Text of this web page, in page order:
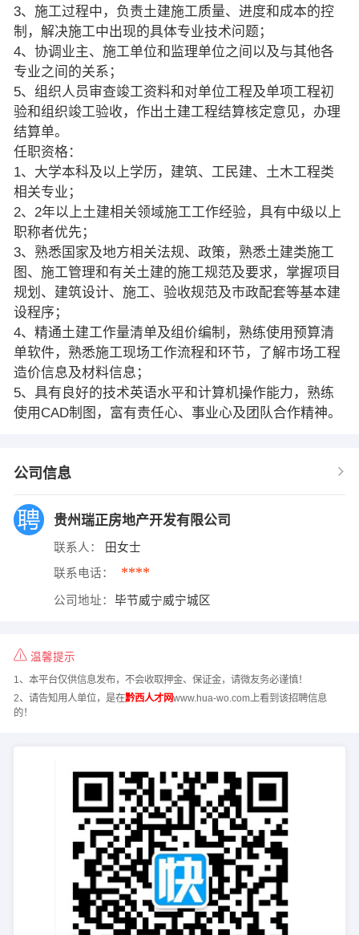
3、施工过程中，负责土建施工质量、进度和成本的控
制，解决施工中出现的具体专业技术问题；
4、协调业主、施工单位和监理单位之间以及与其他各
专业之间的关系；
5、组织人员审查竣工资料和对单位工程及单项工程初
验和组织竣工验收，作出土建工程结算核定意见，办理
结算单。
任职资格：
1、大学本科及以上学历，建筑、工民建、土木工程类
相关专业；
2、2年以上土建相关领域施工工作经验，具有中级以上
职称者优先；
3、熟悉国家及地方相关法规、政策，熟悉土建类施工
图、施工管理和有关土建的施工规范及要求，掌握项目
规划、建筑设计、施工、验收规范及市政配套等基本建
设程序；
4、精通土建工作量清单及组价编制，熟练使用预算清
单软件，熟悉施工现场工作流程和环节，了解市场工程
造价信息及材料信息；
5、具有良好的技术英语水平和计算机操作能力，熟练
使用CAD制图，富有责任心、事业心及团队合作精神。
公司信息
贵州瑞正房地产开发有限公司
联系人： 田女士
联系电话： ****
公司地址： 毕节威宁威宁城区
温馨提示
1、本平台仅供信息发布，不会收取押金、保证金，请微友务必谨慎！
2、请告知用人单位，是在黔西人才网www.hua-wo.com上看到该招聘信息
的！